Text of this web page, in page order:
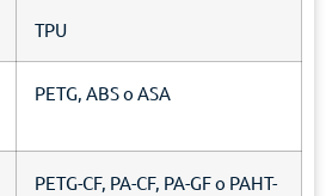
TPU
PETG, ABS o ASA
PETG-CF, PA-CF, PA-GF o PAHT-